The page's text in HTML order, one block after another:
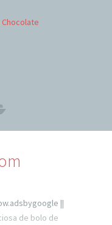
||
de bolo de